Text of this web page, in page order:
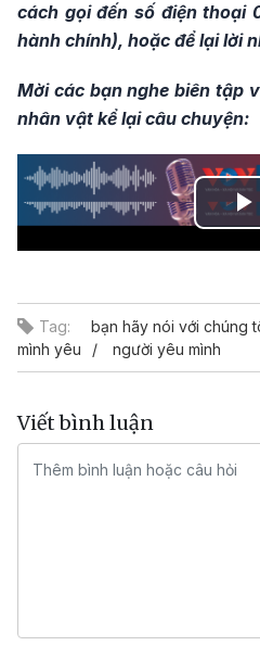
cách gọi đến số điện thoại
hành chính), hoặc để lại lời
Mời các bạn nghe biên tập
nhân vật kể lại câu chuyện:
Tag: bạn hãy nói với chúng
mình yêu
người yêu mình
Viết bình luận